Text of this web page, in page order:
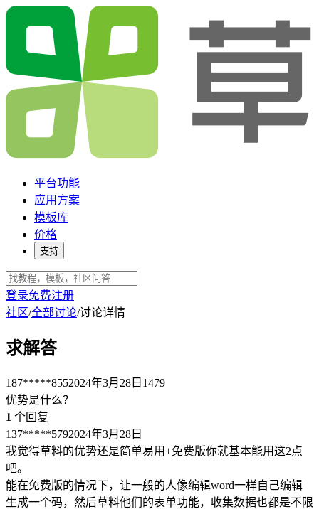
平台功能
应用方案
模板库
价格
支持
登录免费注册
社区/全部讨论/讨论详情
求解答
187*****8552024年3月28日 1479
优势是什么？
1 个回复
137*****5792024年3月28日
我觉得草料的优势还是简单易用+免费版你就基本能用这2点
吧。
能在免费版的情况下，让一般的人像编辑word一样自己编辑
生成一个码，然后草料他们的表单功能，收集数据也都是不限